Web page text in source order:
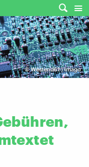
©Westend61 | imago